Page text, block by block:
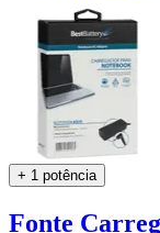
+ 1 potência
Fonte